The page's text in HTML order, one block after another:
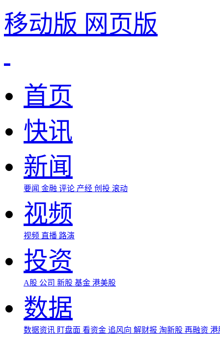
移动版 网页版
首页
快讯
新闻
要闻 金融 评论 产经 创投 滚动
视频
视频 直播 路演
投资
A股 公司 新股 基金 港美股
数据
数据资讯 盯盘面 看资金 追风向 解财报 淘新股 再融资